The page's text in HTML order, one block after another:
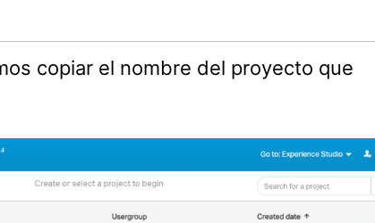
copiar el nombre del proyecto que